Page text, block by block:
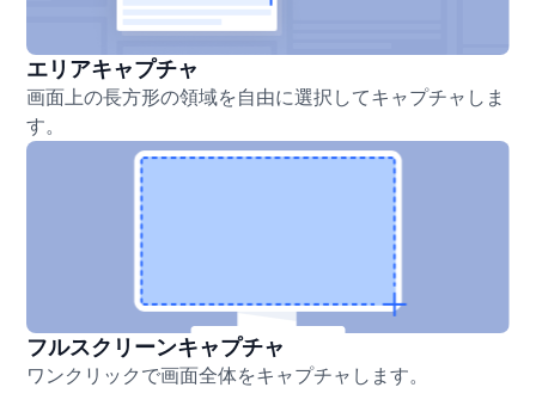
エリアキャプチャ
画面上の長方形の領域を自由に選択してキャプチャしま
す。
フルスクリーンキャプチャ
ワンクリックで画面全体をキャプチャします。